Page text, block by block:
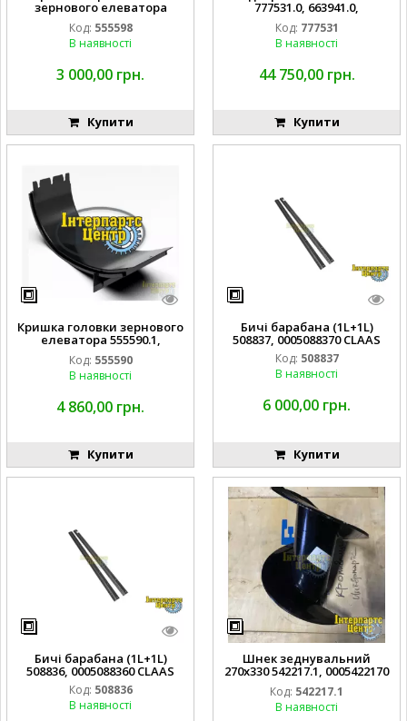
зернового елеватора
555598.1, 0005555981, CLAAS
Код: 555598
В наявності
3 000,00 грн.
Купити
777531.0, 663941.0,
0007775310, CLAAS
Код: 777531
В наявності
44 750,00 грн.
Купити
Кришка головки зернового
елеватора 555590.1,
0005555901, 0005564451,
CLAAS
Код: 555590
В наявності
4 860,00 грн.
Купити
Бичі барабана (1L+1L)
508837, 0005088370 CLAAS
Код: 508837
В наявності
6 000,00 грн.
Купити
Бичі барабана (1L+1L)
508836, 0005088360 CLAAS
Код: 508836
В наявності
Шнек зеднувальний
270х330 542217.1, 0005422170
CLAAS
Код: 542217.1
В наявності